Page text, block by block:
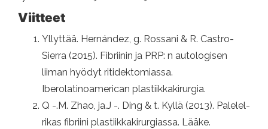
Viitteet
Yllyttää. Hernández, g. Rossani & R. Castro-
Sierra (2015). Fibriinin ja PRP: n autologisen
liiman hyödyt ritidektomiassa.
Iberolatinoamerican plastiikkakirurgia.
Q -.M. Zhao, ja.J -. Ding & t. Kyllä (2013). Palelel-
rikas fibriini plastiikkakirurgiassa. Lääke.